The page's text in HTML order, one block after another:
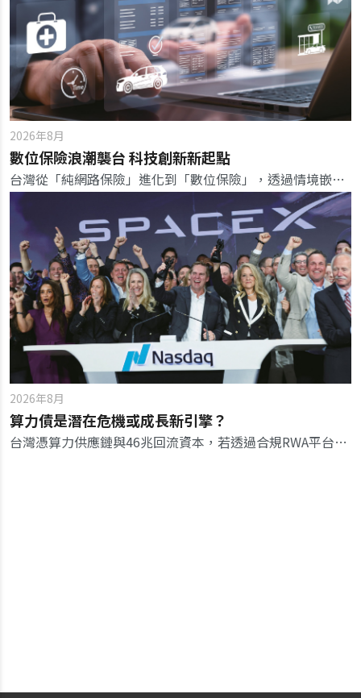
2026年8月
數位保險浪潮襲台 科技創新新起點
台灣從「純網路保險」進化到「數位保險」，透過情境嵌入自動生效，翻轉傳統人找保險的銷售模式與監理思維。
2026年8月
算力債是潛在危機或成長新引擎？
台灣憑算力供應鏈與46兆回流資本，若透過合規RWA平台進行鏈上融資，有機會將算力代工翻身為金融金流軸心。